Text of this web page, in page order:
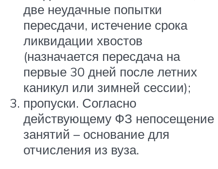
две неудачные попытки
пересдачи, истечение срока
ликвидации хвостов
(назначается пересдача на
первые 30 дней после летних
каникул или зимней сессии);
пропуски. Согласно
действующему ФЗ непосещение
занятий – основание для
отчисления из вуза.